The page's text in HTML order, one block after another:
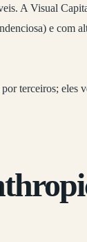
A Visual
e com
terceiros; eles